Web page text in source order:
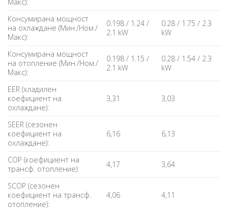
Макс):
Консумирана мощност
на охлаждане (Мин./Ном./
Макс):
0.198 / 1.24 /
2.1 kW
0.28 / 1.75 / 2.3
kW
Консумирана мощност
на отопление (Мин./Ном./
Макс):
0.198 / 1.15 /
2.1 kW
0.28 / 1.54 / 2.3
kW
EER (хладилен
коефициент на
охлаждане):
3,31 3,03
SEER (сезонен
коефициент на
охлаждане):
6,16 6,13
COP (коефициент на
трансф. отопление):
4,17 3,64
SCOP (сезонен
коефициент на трансф.
отопление):
4,06 4,11